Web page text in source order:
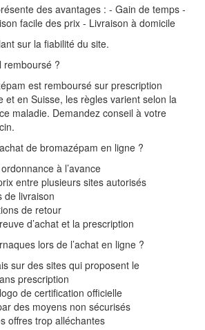
des avantages : - Gain de temps -
facile des prix - Livraison à domicile
sur la fiabilité du site.
remboursé ?
est remboursé sur prescription
et en Suisse, les règles varient selon la
maladie. Demandez conseil à votre
de bromazépam en ligne ?
à l’avance
entre plusieurs sites autorisés
de livraison
de retour
d’achat et la prescription
lors de l’achat en ligne ?
sur des sites qui proposent le
prescription
de certification officielle
des moyens non sécurisés
offres trop alléchantes